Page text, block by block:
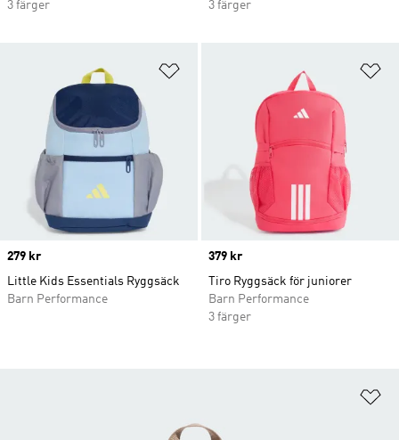
3 färger
3 färger
Price
279 kr
Little Kids Essentials Ryggsäck
Barn Performance
Price
379 kr
Tiro Ryggsäck för juniorer
Barn Performance
3 färger